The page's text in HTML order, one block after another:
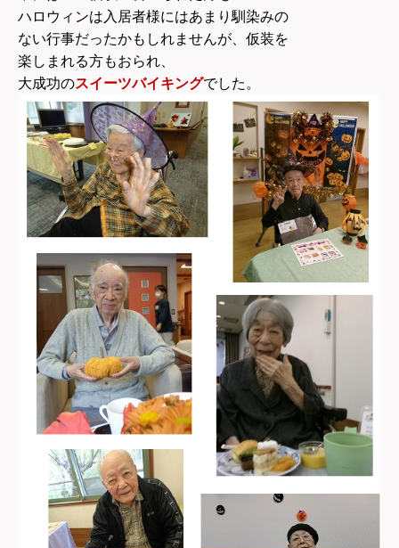
ハロウィンは入居者様にはあまり馴染みの
ない行事だったかもしれませんが、仮装を
楽しまれる方もおられ、
大成功のスイーツバイキングでした。